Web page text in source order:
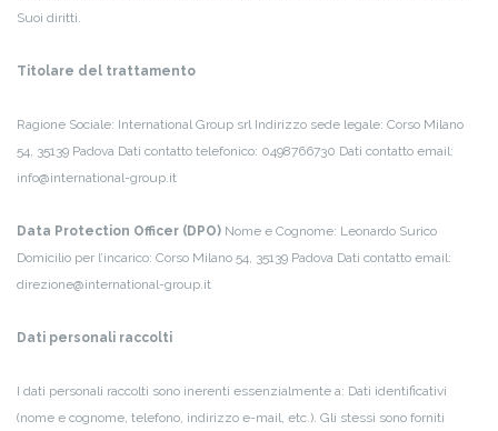
Suoi diritti.
Titolare del trattamento
Ragione Sociale: International Group srl Indirizzo sede legale: Corso Milano
54, 35139 Padova Dati contatto telefonico: 0498766730 Dati contatto email:
info@international-group.it
Data Protection Officer (DPO) Nome e Cognome: Leonardo Surico
Domicilio per l’incarico: Corso Milano 54, 35139 Padova Dati contatto email:
direzione@international-group.it
Dati personali raccolti
I dati personali raccolti sono inerenti essenzialmente a: Dati identificativi
(nome e cognome, telefono, indirizzo e-mail, etc.). Gli stessi sono forniti